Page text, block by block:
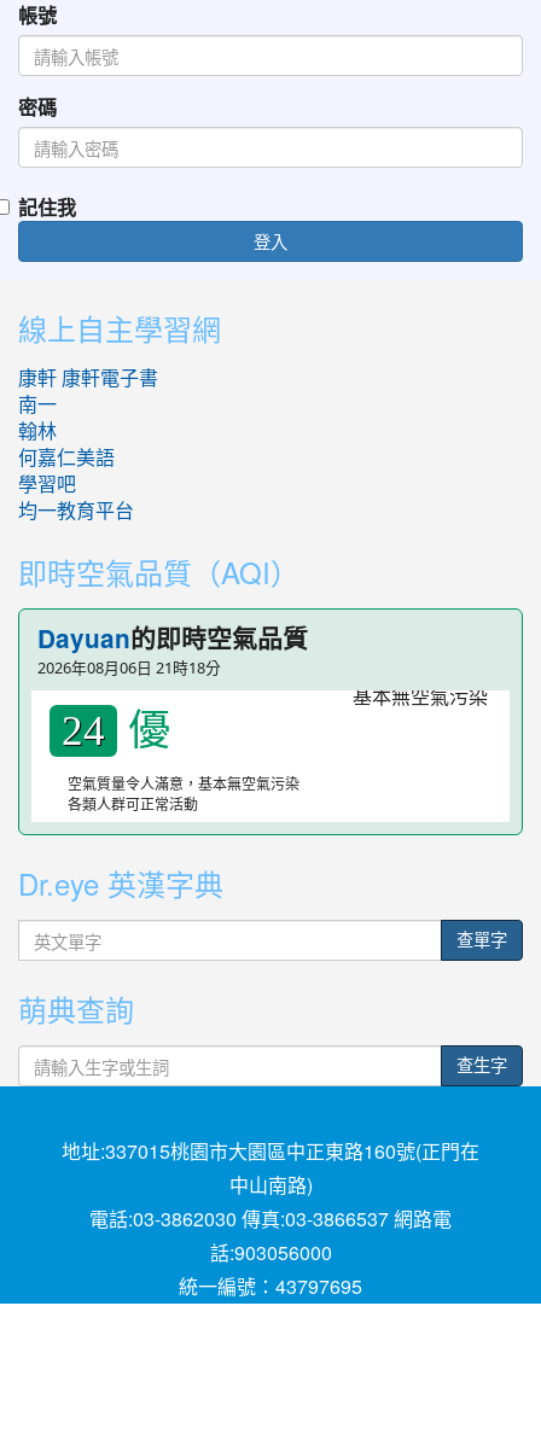
帳號
密碼
記住我
登入
:::
線上自主學習網
康軒 康軒電子書
南一
翰林
何嘉仁美語
學習吧
均一教育平台
即時空氣品質（AQI）
Dayuan的即時空氣品質
2026年08月06日 21時18分
24 優
空氣質量令人滿意，基本無空氣污染
各類人群可正常活動
Dr.eye 英漢字典
英
文
字
查單字
萌典查詢
查生字
地址:337015桃園市大園區中正東路160號(正門在
中山南路)
電話:03-3862030 傳真:03-3866537 網路電
話:903056000
統一編號：43797695